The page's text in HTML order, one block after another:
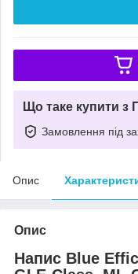
Що таке купити з
Замовлення під
Опис
Опис
Напис Blue